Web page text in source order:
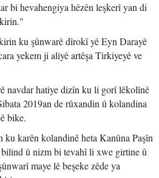
bi hevahengiya hêzên leşkerî yan di
ku şûnwarê dîrokî yê Eyn Darayê
yekem ji aliyê artêşa Tirkiyeyê ve
navdar hatiye dizîn ku li gorî lêkolînê
2019an de rûxandin û kolandina
bike.
ku karên kolandinê heta Kanûna Paşîn
û nizm bi tevahî li xwe girtine û
maye lê beşeke zêde ya